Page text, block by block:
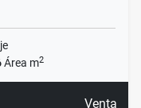
Área m2
Venta